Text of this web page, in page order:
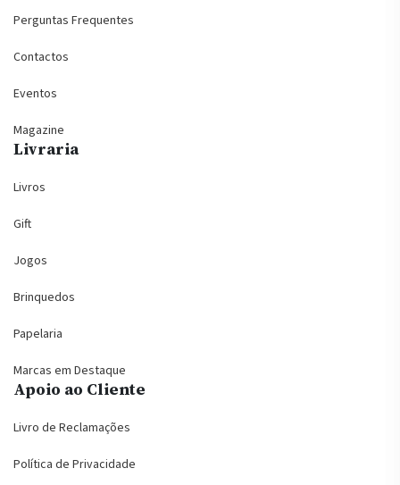
Perguntas Frequentes
Contactos
Eventos
Magazine
Livraria
Livros
Gift
Jogos
Brinquedos
Papelaria
Marcas em Destaque
Apoio ao Cliente
Livro de Reclamações
Política de Privacidade